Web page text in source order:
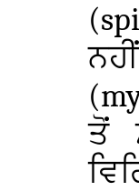
ਤੋਂ